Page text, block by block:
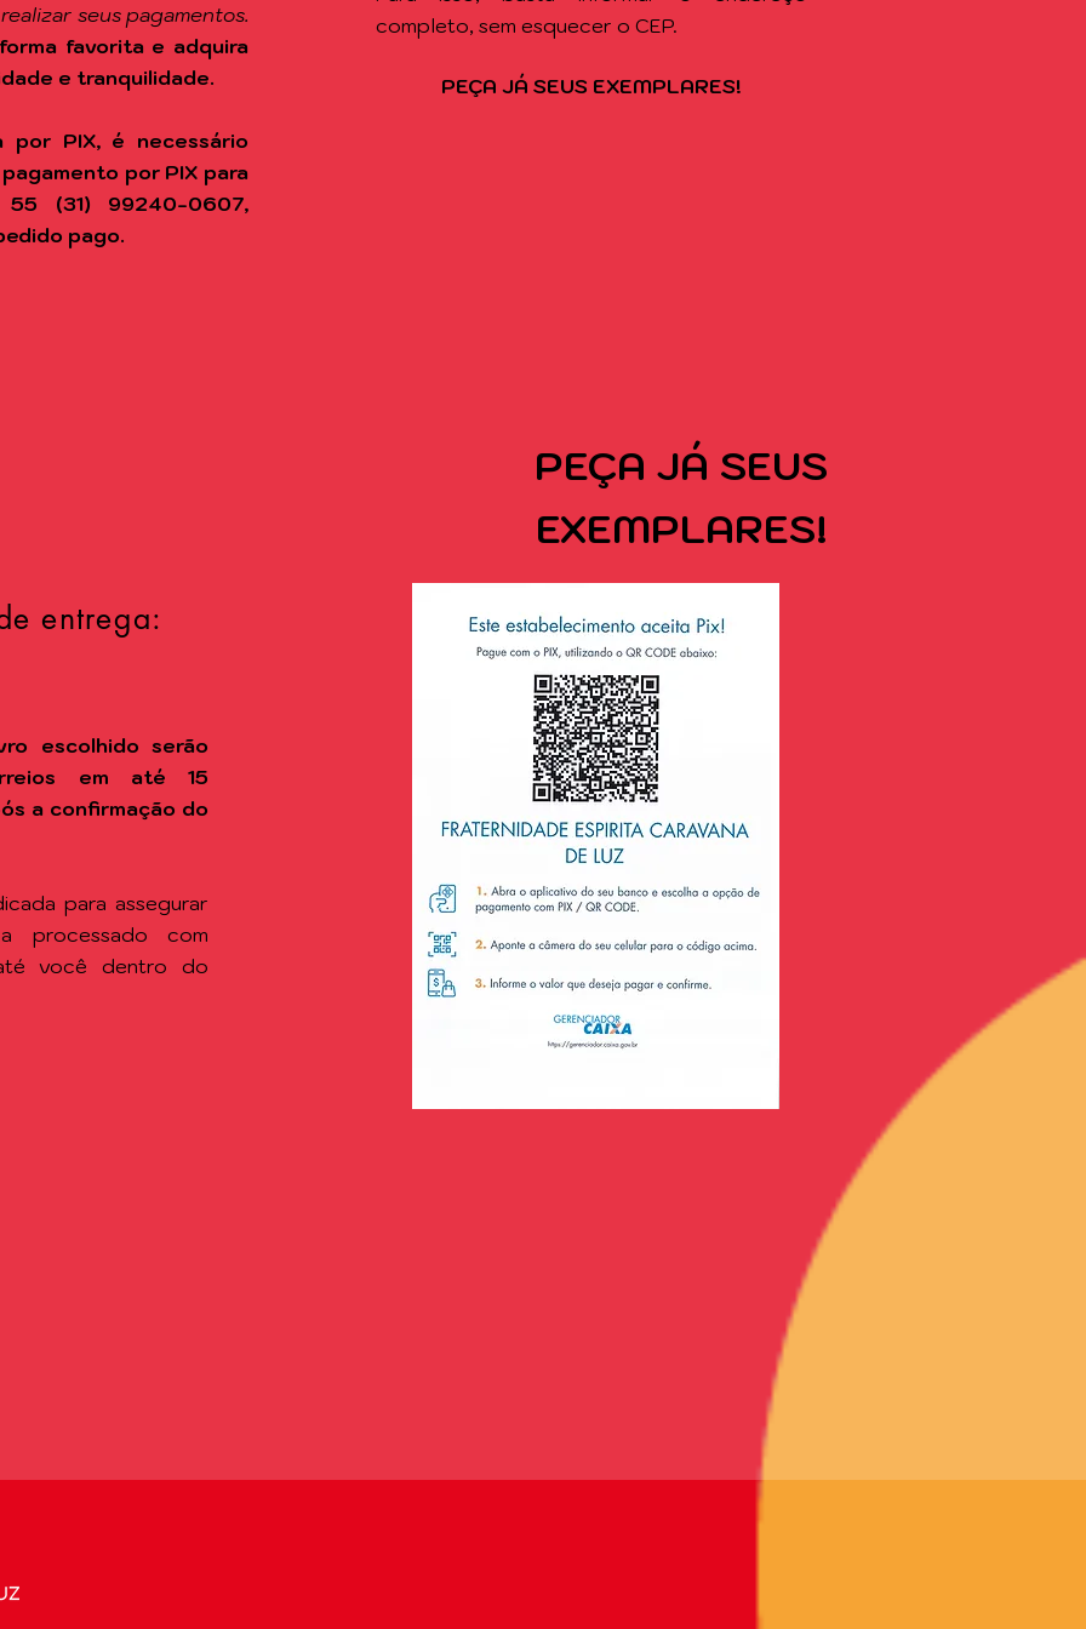
completo, sem esquecer o CEP.
PEÇA JÁ SEUS EXEMPLARES!
seus pagamentos.
favorita e adquira
e tranquilidade.
por PIX, é necessário
por PIX para
(31) 99240-0607,
pago.
entrega:
escolhido serão
em até 15
a confirmação do
para assegurar
processado com
você dentro do
PEÇA JÁ SEUS
EXEMPLARES!